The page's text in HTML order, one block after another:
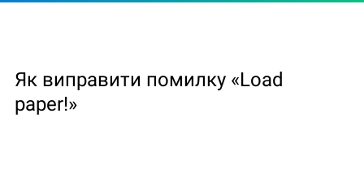
Як виправити помилку «Load
paper!»